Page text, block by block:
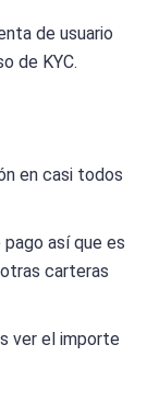
de usuario
de KYC.
en casi todos
pago así que es
carteras
ver el importe